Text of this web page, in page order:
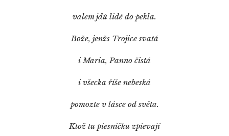
valem jdú lidé do pekla.
Bože, jenžs Trojice svatá
i Maria, Panno čistá
i všecka říše nebeská
pomozte v lásce od světa.
Ktož tu piesničku zpievají